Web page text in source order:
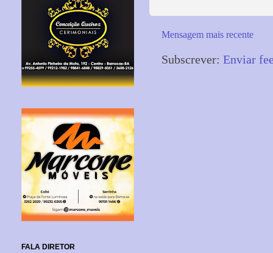
Mensagem mais recente
Subscrever: Enviar
FALA DIRETOR